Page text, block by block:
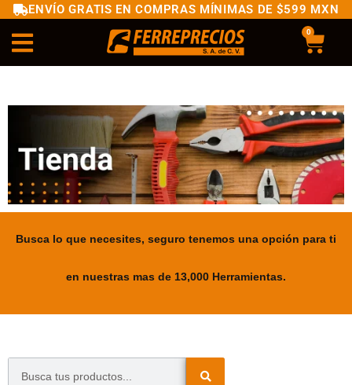
ENVÍO GRATIS EN COMPRAS MÍNIMAS DE $599 MXN
0
Busca lo que necesites, seguro tenemos una opción para ti
en nuestras mas de 13,000 Herramientas.